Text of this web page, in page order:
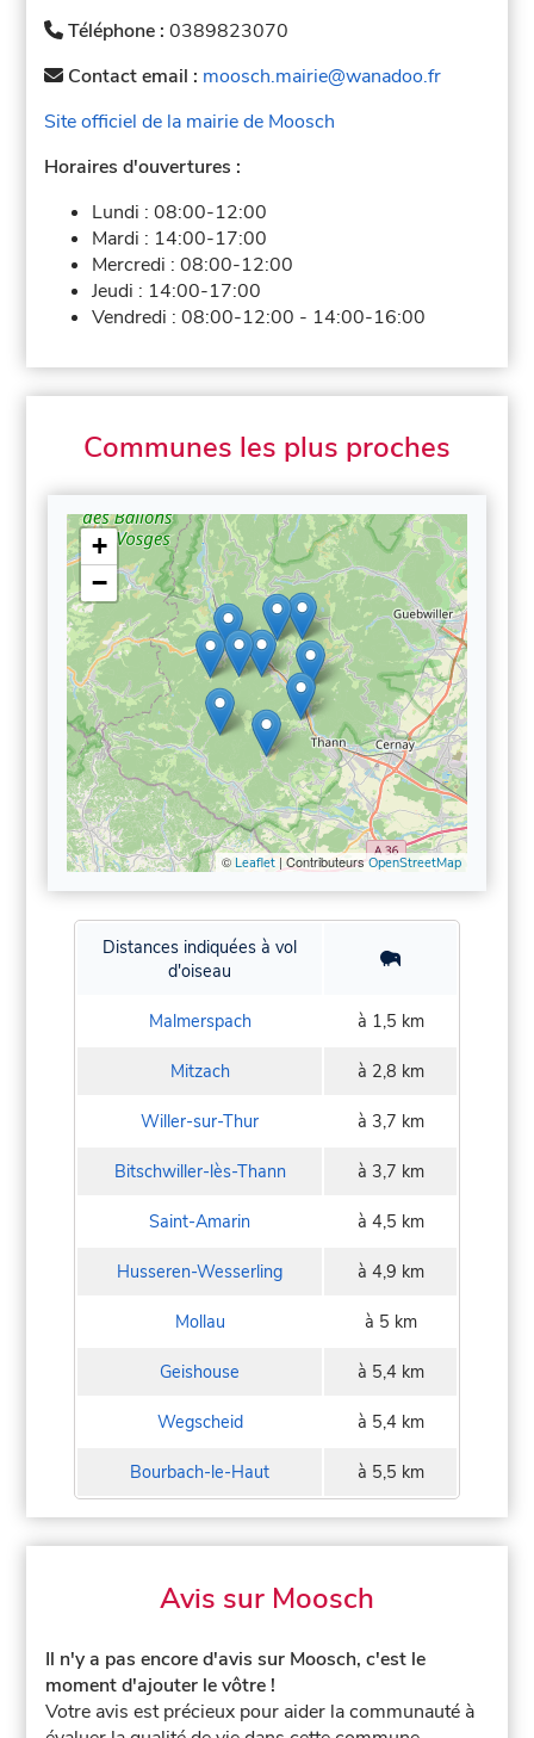
Téléphone :0389823070
Contact email : moosch.mairie@wanadoo.fr
Site officiel de la mairie de Moosch
Horaires d'ouvertures :
Lundi :08:00-12:00
Mardi : 14:00-17:00
Mercredi :08:00-12:00
Jeudi : 14:00-17:00
Vendredi :08:00-12:00 - 14:00-16:00
Communes les plus proches
+
−
© Leaflet| ContributeursOpenStreetMap
Distances indiquées à vol
d'oiseau
Malmerspach à 1,5 km
Mitzach à 2,8 km
Willer-sur-Thur à 3,7 km
Bitschwiller-lès-Thann à 3,7 km
Saint-Amarin à 4,5 km
Husseren-Wesserling à 4,9 km
Mollau à 5 km
Geishouse à 5,4 km
Wegscheid à 5,4 km
Bourbach-le-Haut à 5,5 km
Avis sur Moosch
Il n'y a pas encore d'avis sur Moosch, c'est le
moment d'ajouter le vôtre !
Votre avis est précieux pour aider la communauté à